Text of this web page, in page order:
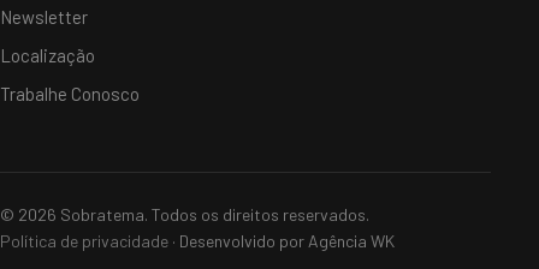
Newsletter
Localização
Trabalhe Conosco
© 2026 Sobratema. Todos os direitos reservados.
Política de privacidade · Desenvolvido por Agência WK